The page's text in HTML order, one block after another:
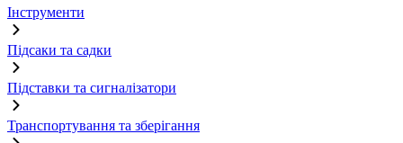
Інструменти
Підсаки та садки
Підставки та сигналізатори
Транспортування та зберігання